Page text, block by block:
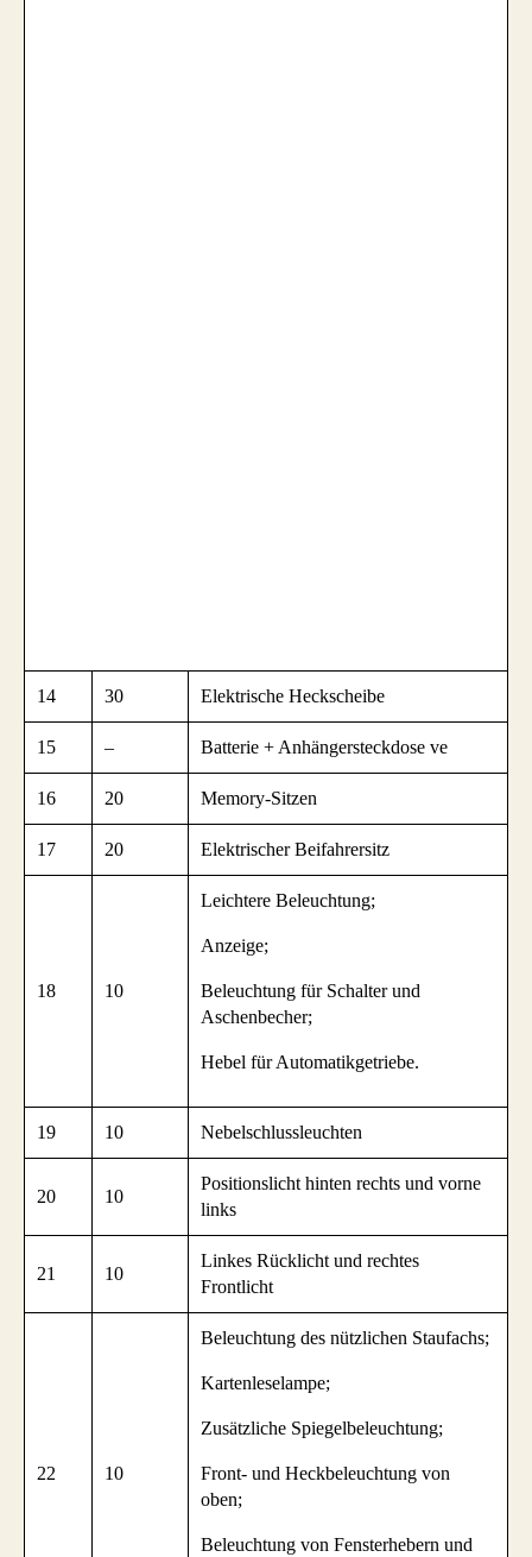
14 30 Elektrische Heckscheibe
15 – Batterie + Anhängersteckdose ve
16 20 Memory-Sitzen
17 20 Elektrischer Beifahrersitz
18 10
Leichtere Beleuchtung;
Anzeige;
Beleuchtung für Schalter und
Aschenbecher;
Hebel für Automatikgetriebe.
19 10 Nebelschlussleuchten
20 10
Positionslicht hinten rechts und vorne
links
21 10
Linkes Rücklicht und rechtes
Frontlicht
22 10
Beleuchtung des nützlichen Staufachs;
Kartenleselampe;
Zusätzliche Spiegelbeleuchtung;
Front- und Heckbeleuchtung von
oben;
Beleuchtung von Fensterhebern und